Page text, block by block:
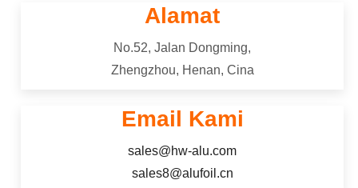
Alamat
No.52, Jalan Dongming,
Zhengzhou, Henan, Cina
Email Kami
sales@hw-alu.com
sales8@alufoil.cn